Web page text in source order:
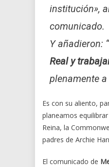
institución»,
comunicado.
Y añadieron:
Real y
plenamente a
Es con su aliento,
planeamos
Reina, la
padres de Archie
El comunicado de